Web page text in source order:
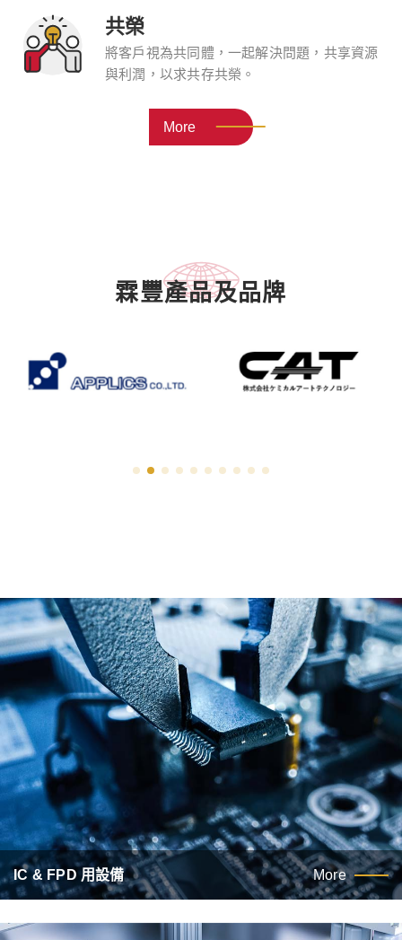
共榮
將客戶視為共同體，一起解決問題，共享資源
與利潤，以求共存共榮。
More
霖豐產品及品牌
IC & FPD 用設備 More